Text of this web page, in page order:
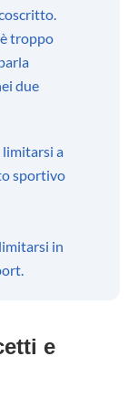
troppo
due
limitarsi a
sportivo
in
e